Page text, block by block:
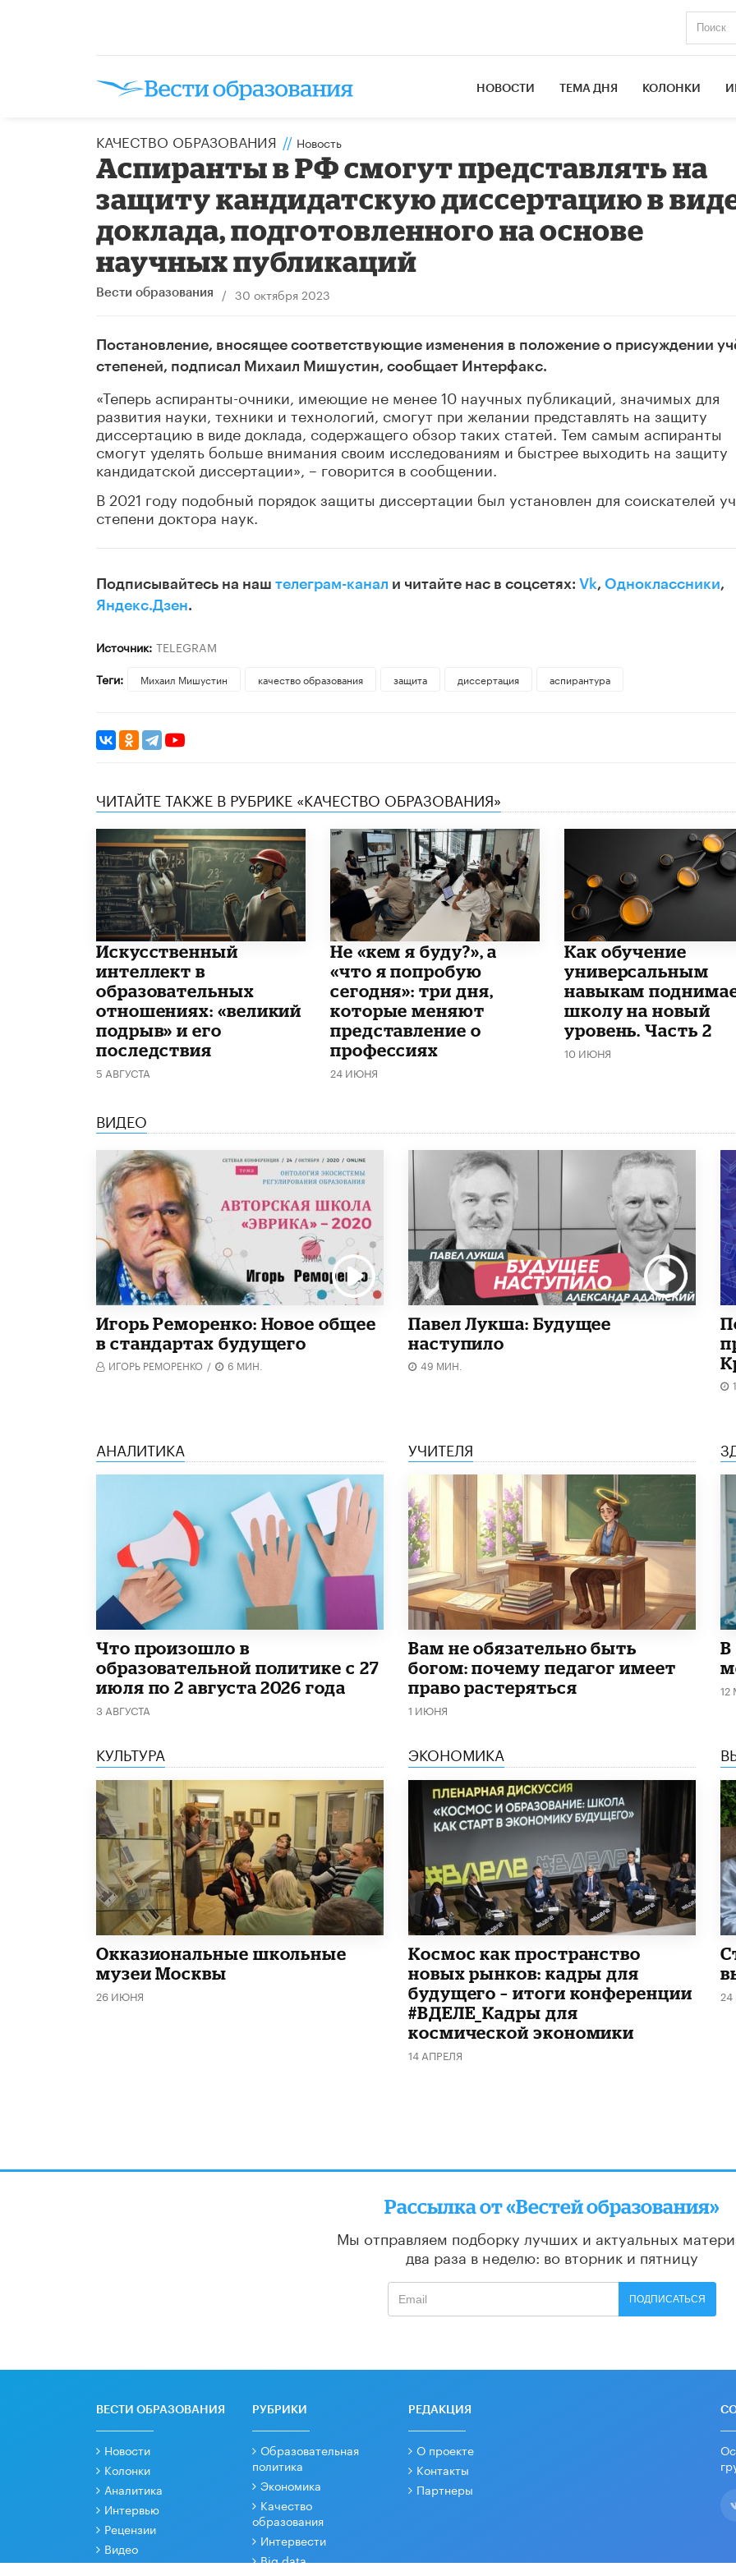
НОВОСТИ ТЕМА ДНЯ КОЛОНКИ
КАЧЕСТВО ОБРАЗОВАНИЯ // Новость
Аспиранты в РФ смогут представлять на
защиту кандидатскую диссертацию в
доклада, подготовленного на основе
научных публикаций
Вести образования / 30 октября 2023
Постановление, вносящее соответствующие изменения в положение о присуждении
степеней, подписал Михаил Мишустин, сообщает Интерфакс.
«Теперь аспиранты-очники, имеющие не менее 10 научных публикаций, значимых для
развития науки, техники и технологий, смогут при желании представлять на защиту
диссертацию в виде доклада, содержащего обзор таких статей. Тем самым аспиранты
смогут уделять больше внимания своим исследованиям и быстрее выходить на защиту
кандидатской диссертации», – говорится в сообщении.
В 2021 году подобный порядок защиты диссертации был установлен для соискателей
степени доктора наук.
Подписывайтесь на наш телеграм-канал и читайте нас в соцсетях: Vk, Одноклассники,
Яндекс.Дзен.
Источник: TELEGRAM
Теги:
Михаил Мишустин качество образования защита диссертация аспирантура
ЧИТАЙТЕ ТАКЖЕ В РУБРИКЕ «КАЧЕСТВО ОБРАЗОВАНИЯ»
​Искусственный
интеллект в
образовательных
отношениях: «великий
подрыв» и его
последствия
5 АВГУСТА
Не «кем я буду?», а
«что я попробую
сегодня»: три дня,
которые меняют
представление о
профессиях
24 ИЮНЯ
​Как обучение
универсальным
навыкам
школу на новый
уровень. Часть 2
10 ИЮНЯ
ВИДЕО
Игорь Реморенко: Новое общее
в стандартах будущего
ИГОРЬ РЕМОРЕНКО / 6 МИН.
Павел Лукша: Будущее
наступило
49 МИН.
АНАЛИТИКА
​Что произошло в
образовательной политике с 27
июля по 2 августа 2026 года
3 АВГУСТА
УЧИТЕЛЯ
​Вам не обязательно быть
богом: почему педагог имеет
право растеряться
1 ИЮНЯ
В
12
КУЛЬТУРА
​Окказиональные школьные
музеи Москвы
26 ИЮНЯ
ЭКОНОМИКА
Космос как пространство
новых рынков: кадры для
будущего – итоги конференции
#ВДЕЛЕ_Кадры для
космической экономики
14 АПРЕЛЯ
Рассылка от «Вестей образования»
Мы отправляем подборку лучших и актуальных
два раза в неделю: во вторник и пятницу
ПОДПИСАТЬСЯ
ВЕСТИ ОБРАЗОВАНИЯ
Новости
Колонки
Аналитика
Интервью
Рецензии
Видео
РУБРИКИ
Образовательная
политика
Экономика
Качество
образования
Интервести
Big data
РЕДАКЦИЯ
О проекте
Контакты
Партнеры